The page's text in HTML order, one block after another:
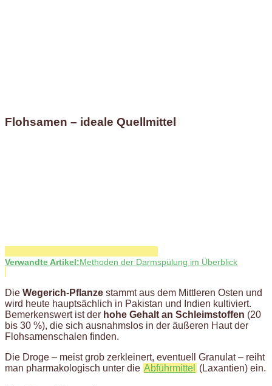
Flohsamen – ideale Quellmittel
Verwandte Artikel:Methoden der Darmspülung im Überblick
Die Wegerich-Pflanze stammt aus dem Mittleren Osten und
wird heute hauptsäch­lich in Pakistan und Indien kultiviert.
Bemer­kenswert ist der hohe Gehalt an Schleim­stoffen (20
bis 30 %), die sich ausnahmslos in der äußeren Haut der
Flohsamenschalen finden.
Die Droge – meist grob zerkleinert, eventuell Granulat – reiht
man pharmako­logisch unter die Abführmittel (Laxantien) ein.